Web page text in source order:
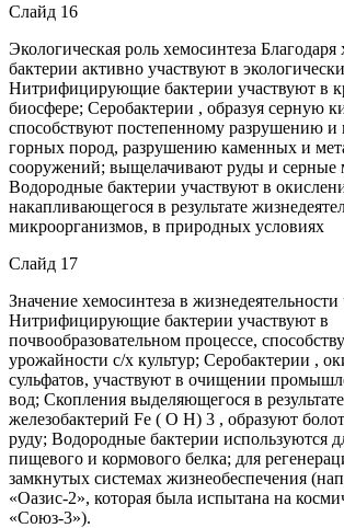
Слайд 16
Экологическая роль хемосинтеза Благодаря
бактерии активно участвуют в
Нитрифицирующие бактерии участвуют в
биосфере; Серобактерии , образуя серную
способствуют постепенному разрушению
горных пород, разрушению каменных и
сооружений; выщелачивают руды и серные
Водородные бактерии участвуют в
накапливающегося в результате
микроорганизмов, в природных условиях
Слайд 17
Значение хемосинтеза в жизнедеятельности
Нитрифицирующие бактерии участвуют в
почвообразовательном процессе,
урожайности с/х культур; Серобактерии ,
сульфатов, участвуют в очищении
вод; Скопления выделяющегося в
железобактерий Fe ( O Н) 3 , образуют
руду; Водородные бактерии используются
пищевого и кормового белка; для
замкнутых системах жизнеобеспечения
«Оазис-2», которая была испытана на
«Союз-3»).